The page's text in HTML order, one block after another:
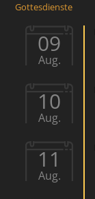
Gottesdienste
09
Aug.
10
Aug.
11
Aug.